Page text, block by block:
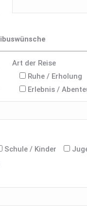
Art der Reise
Ruhe / Erholung
Erlebnis /
Schule / Kinder